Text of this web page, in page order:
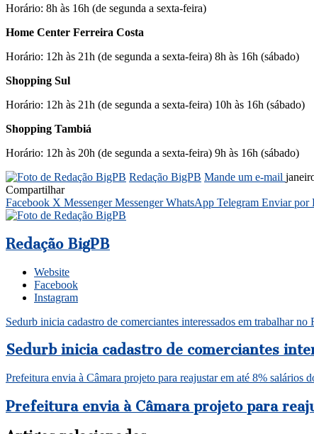
Horário: 8h às 16h (de segunda a sexta-feira)
Home Center Ferreira Costa
Horário: 12h às 21h (de segunda a sexta-feira) 8h às 16h (sábado)
Shopping Sul
Horário: 12h às 21h (de segunda a sexta-feira) 10h às 16h (sábado)
Shopping Tambiá
Horário: 12h às 20h (de segunda a sexta-feira) 9h às 16h (sábado)
Redação BigPB Mande um e-mail
Compartilhar
Facebook X Messenger Messenger WhatsApp Telegram Enviar por
Redação BigPB
Website
Facebook
Instagram
Sedurb inicia cadastro de comerciantes interessados em trabalhar
Sedurb inicia cadastro de comerciantes
Prefeitura envia à Câmara projeto para reajustar em até 8%
Prefeitura envia à Câmara projeto para